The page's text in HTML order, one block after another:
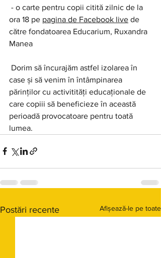
ora 18 pe pagina de Facebook live de
către fondatoarea Educarium, Ruxandra
Manea
case și să venim în întâmpinarea
părinților cu activitități educaționale de
care copiii să beneficieze în această
perioadă provocatoare pentru toată
lumea.
Postări recente Afișează-le pe toate